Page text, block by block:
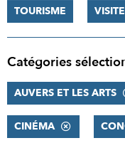
TOURISME
Catégories
AUVERS ET LES ARTS
CINÉMA